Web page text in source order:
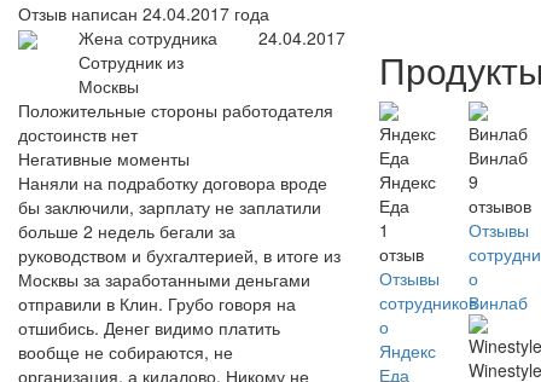
Отзыв написан 24.04.2017 года
Жена сотрудника
Сотрудник из
Москвы
24.04.2017
Положительные стороны работодателя
достоинств нет
Негативные моменты
Наняли на подработку договора вроде
бы заключили, зарплату не заплатили
больше 2 недель бегали за
руководством и бухгалтерией, в итоге из
Москвы за заработанными деньгами
отправили в Клин. Грубо говоря на
отшибись. Денег видимо платить
вообще не собираются, не
организация, а кидалово. Никому не
Яндекс
Еда
1
отзыв
Отзывы
сотрудников
о
Яндекс
Еда
Винлаб
9
отзывов
Отзывы
о
Винлаб